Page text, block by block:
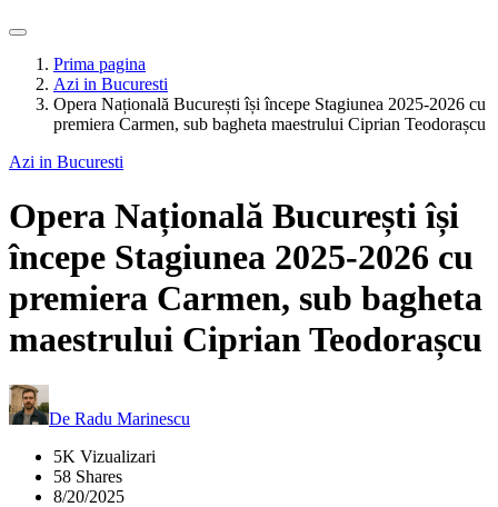
Prima pagina
Azi in Bucuresti
Opera Națională București își începe Stagiunea 2025-2026 cu
premiera Carmen, sub bagheta maestrului Ciprian Teodorașcu
Azi in Bucuresti
Opera Națională București își
începe Stagiunea 2025-2026 cu
premiera Carmen, sub bagheta
maestrului Ciprian Teodorașcu
De Radu Marinescu
5K Vizualizari
58 Shares
8/20/2025